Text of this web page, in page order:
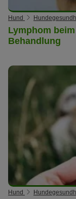
Hund
Lymphom
Behandlung
Hund